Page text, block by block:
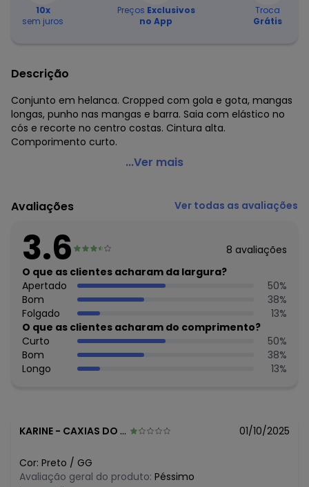
10x
sem juros
Preços Exclusivos
no App
Troca
Grátis
Descrição
Conjunto em helanca. Cropped com gola e gota, mangas
longas, punho nas mangas e barra. Saia com elástico no
cós e recorte no centro costas. Cintura alta.
Comporimento curto.
Moda Pop - Conjunto Pied de Poule com Cropped e Saia
Modelagem: Solto
Comprimento da manga: Longa
Cintura: Alta
Complemento: Bolsos; elástico; recorte central nas costas
Tecido: Helanca
Composição: Conforme imagem etiqueta
Histórico de preços
O preço apresentado abaixo é o menor oferecido em
algum dia do mês, para o menor tamanho disponível.
agosto/2026
N/D*
julho/2026 N/D*
março/2026 N/D*
...Ver mais
Avaliações Ver todas as avaliações
3.6 8 avaliações
O que as clientes acharam da largura?
Apertado
50%
Bom
38%
Folgado
13%
O que as clientes acharam do comprimento?
Curto
50%
Bom
38%
Longo
13%
KARINE - CAXIAS DO SUL - RS 01/10/2025
Cor: Preto / GG
Avaliação geral do produto: Péssimo